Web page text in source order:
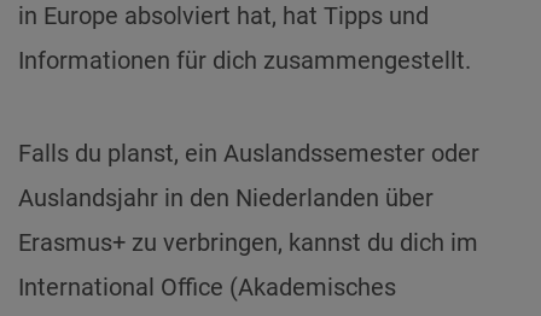
in Europe absolviert hat, hat Tipps und
Informationen für dich zusammengestellt.
Falls du planst, ein Auslandssemester oder
Auslandsjahr in den Niederlanden über
Erasmus+ zu verbringen, kannst du dich im
International Office (Akademisches